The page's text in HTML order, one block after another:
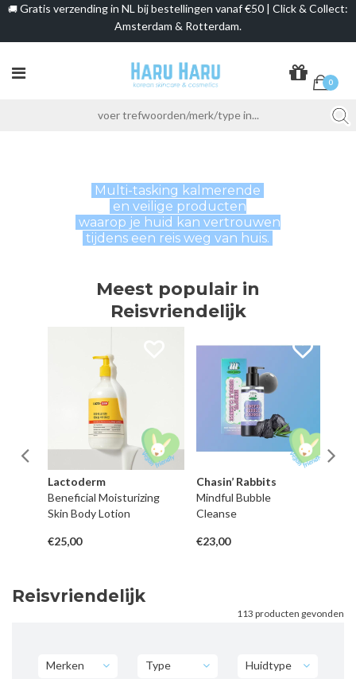
🚚 Gratis verzending in NL bij bestellingen vanaf €50 | Click & Collect:
Amsterdam & Rotterdam.
0
Multi-tasking kalmerende
en veilige producten
waarop je huid kan vertrouwen
tijdens een reis weg van huis.
Meest populair in
Reisvriendelijk
Lactoderm
Beneficial Moisturizing
Skin Body Lotion
€25,00
Chasin’ Rabbits
Mindful Bubble
Cleanse
€23,00
Reisvriendelijk
113 producten gevonden
Merken Type Huidtype